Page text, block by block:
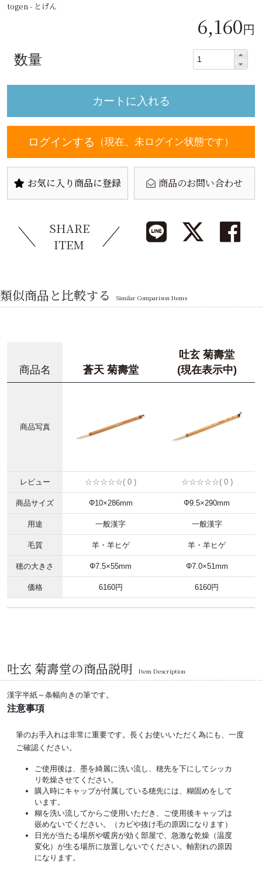
togen - とげん
6,160円
数量
ログインする （現在、未ログイン状態です）
お気に入り商品に登録 商品のお問い合わせ
SHARE
ITEM
類似商品と比較する Similar Comparison Items
商品名 蒼天 菊壽堂
吐玄 菊壽堂
(現在表示中)
商品写真
レビュー ☆☆☆☆☆( 0 ) ☆☆☆☆☆( 0 )
商品サイズ Φ10×286mm Φ9.5×290mm
用途 一般漢字 一般漢字
毛質 羊・羊ヒゲ 羊・羊ヒゲ
穂の大きさ Φ7.5×55mm Φ7.0×51mm
価格 6160円 6160円
吐玄 菊壽堂の商品説明 Item Description
漢字半紙～条幅向きの筆です。
注意事項
筆のお手入れは非常に重要です。長くお使いいただく為にも、一度
ご確認ください。
ご使用後は、墨を綺麗に洗い流し、穂先を下にしてシッカ
リ乾燥させてください。
購入時にキャップが付属している穂先には、糊固めをして
います。
糊を洗い流してからご使用いただき、ご使用後キャップは
嵌めないでください。（カビや抜け毛の原因になります）
日光が当たる場所や暖房が効く部屋で、急激な乾燥（温度
変化）が生る場所に放置しないでください。軸割れの原因
になります。